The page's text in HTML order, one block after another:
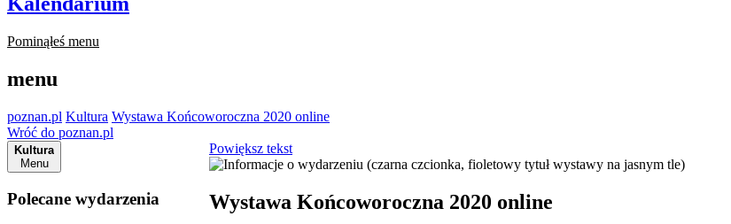
Pominąłeś menu
menu
poznan.pl Kultura Wystawa Końcoworoczna 2020 online
Wróć do poznan.pl
Kultura
Menu
Polecane wydarzenia
Powiększ tekst
Wystawa Końcoworoczna 2020 online